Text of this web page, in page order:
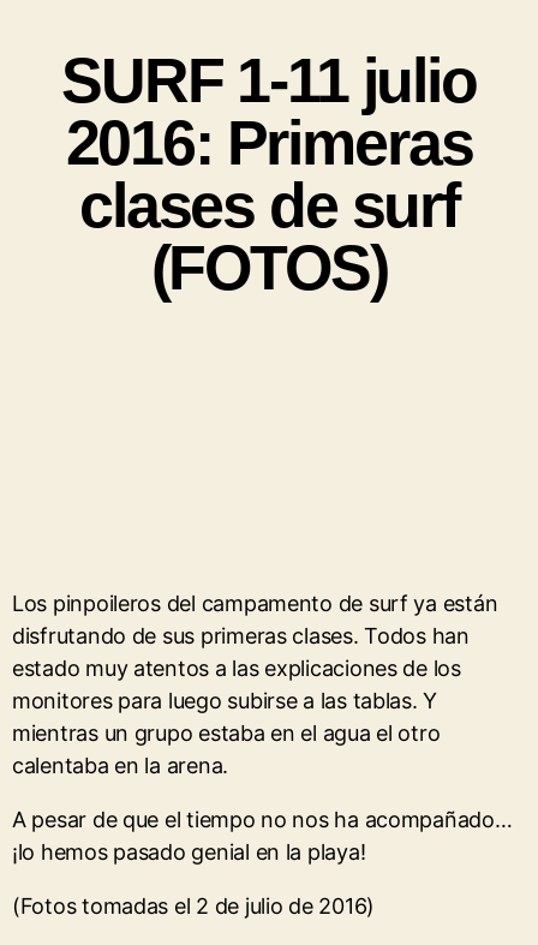
SURF 1-11 julio
2016: Primeras
clases de surf
(FOTOS)
Los pinpoileros del campamento de surf ya están
disfrutando de sus primeras clases. Todos han
estado muy atentos a las explicaciones de los
monitores para luego subirse a las tablas. Y
mientras un grupo estaba en el agua el otro
calentaba en la arena.
A pesar de que el tiempo no nos ha acompañado…
¡lo hemos pasado genial en la playa!
(Fotos tomadas el 2 de julio de 2016)